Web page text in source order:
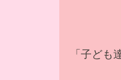
「子ども